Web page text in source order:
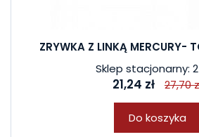
ZRYWKA Z LINKĄ MERCURY-
Sklep stacjonarny:
21,24 zł 27,70
Do koszyka